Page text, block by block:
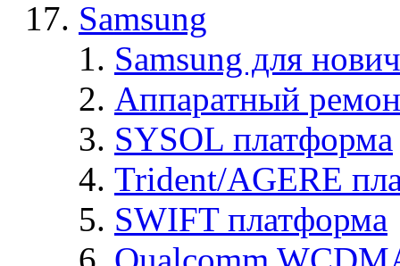
Samsung
Samsung для
Аппаратный
SYSOL платформа
Trident/AGERE
SWIFT платформа